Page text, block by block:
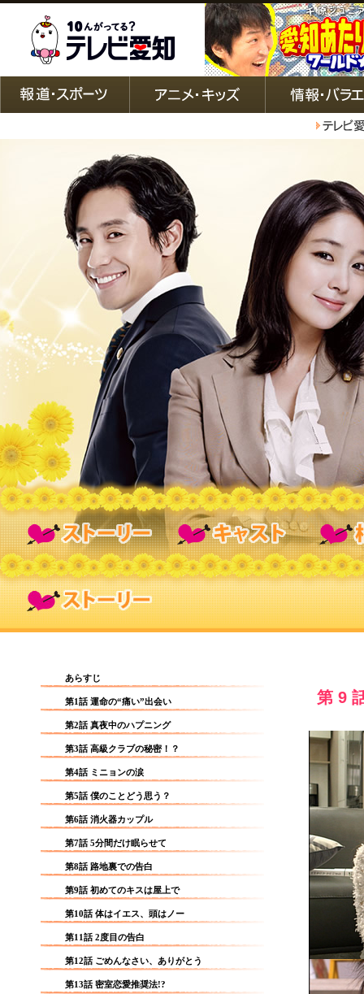
第9
あらすじ
第1話 運命の“痛い”出会い
第2話 真夜中のハプニング
第3話 高級クラブの秘密！？
第4話 ミニョンの涙
第5話 僕のことどう思う？
第6話 消火器カップル
第7話 5分間だけ眠らせて
第8話 路地裏での告白
第9話 初めてのキスは屋上で
第10話 体はイエス、頭はノー
第11話 2度目の告白
第12話 ごめんなさい、ありがとう
第13話 密室恋愛推奨法!?